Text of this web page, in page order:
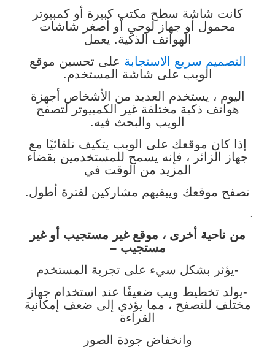
كانت شاشة سطح مكتب كبيرة أو كمبيوتر
محمول أو جهاز لوحي أو أصغر شاشات
الهواتف الذكية. يعمل
التصميم سريع الاستجابة على تحسين موقع
الويب على شاشة المستخدم.
اليوم ، يستخدم العديد من الأشخاص أجهزة
هواتف ذكية مختلفة غير الكمبيوتر لتصفح
الويب والبحث فيه.
إذا كان موقعك على الويب يتكيف تلقائيًا مع
جهاز الزائر ، فإنه يسمح للمستخدمين بقضاء
المزيد من الوقت في
تصفح موقعك ويبقيهم مشاركين لفترة أطول.
.
من ناحية أخرى ، موقع غير مستجيب أو غير
مستجيب –
-يؤثر بشكل سيء على تجربة المستخدم
-يولد تخطيط ويب ضعيفًا عند استخدام جهاز
مختلف للتصفح ، مما يؤدي إلى ضعف إمكانية
القراءة
وانخفاض جودة الصور